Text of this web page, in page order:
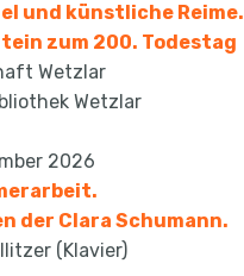
und künstliche Reime.
zum 200. Todestag
Wetzlar
Wetzlar
2026
der Clara Schumann.
(Klavier)